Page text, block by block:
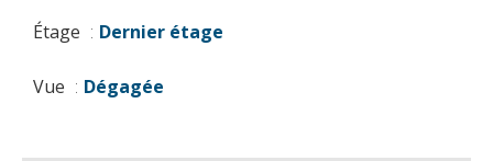
Étage Dernier étage
Vue Dégagée